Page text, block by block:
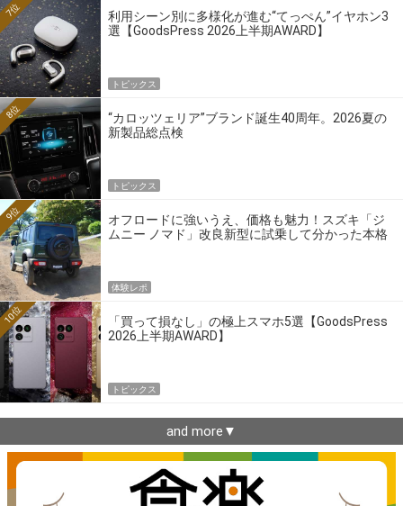
利用シーン別に多様化が進む“てっぺん”イヤホン3
選【GoodsPress 2026上半期AWARD】
7位
トピックス
“カロッツェリア”ブランド誕生40周年。2026夏の
新製品総点検
8位
トピックス
オフロードに強いうえ、価格も魅力！スズキ「ジ
ムニー ノマド」改良新型に試乗して分かった本格
9位
体験レポ
「買って損なし」の極上スマホ5選【GoodsPress
2026上半期AWARD】
10位
トピックス
and more▼